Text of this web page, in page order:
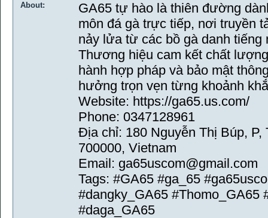
About:
GA65 tự hào là thiên đường
môn đá gà trực tiếp, nơi truyền
nảy lửa từ các bồ gà danh
Thương hiệu cam kết chất
hành hợp pháp và bảo mật
hưởng trọn vẹn từng khoảnh
Website: https://ga65.us.com/
Phone: 0347128961
Địa chỉ: 180 Nguyễn Thị Búp,
700000, Vietnam
Email: ga65uscom@gmail.com
Tags: #GA65 #ga_65
#dangky_GA65 #Thomo_GA65
#daga_GA65